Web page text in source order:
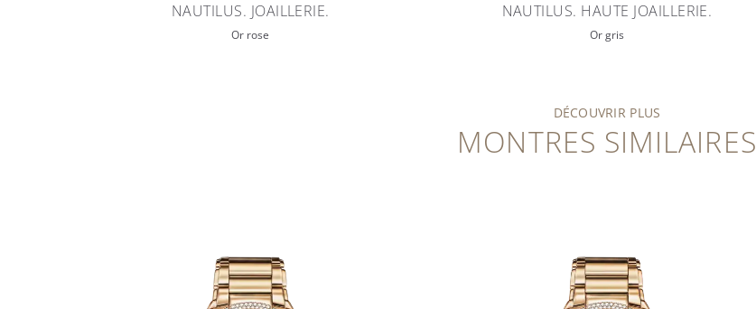
NAUTILUS. JOAILLERIE.
Or rose
NAUTILUS. HAUTE JOAILLERIE.
Or gris
DÉCOUVRIR PLUS
MONTRES SIMILAIRES